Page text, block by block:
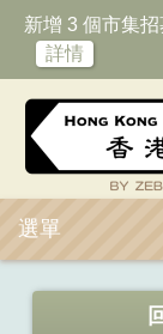
新增 3 個市集
詳情
選單